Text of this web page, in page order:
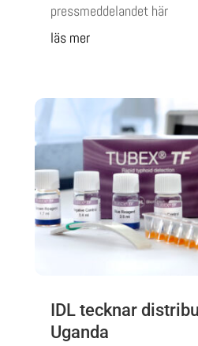
pressmeddelandet här
läs mer
IDL tecknar
Uganda